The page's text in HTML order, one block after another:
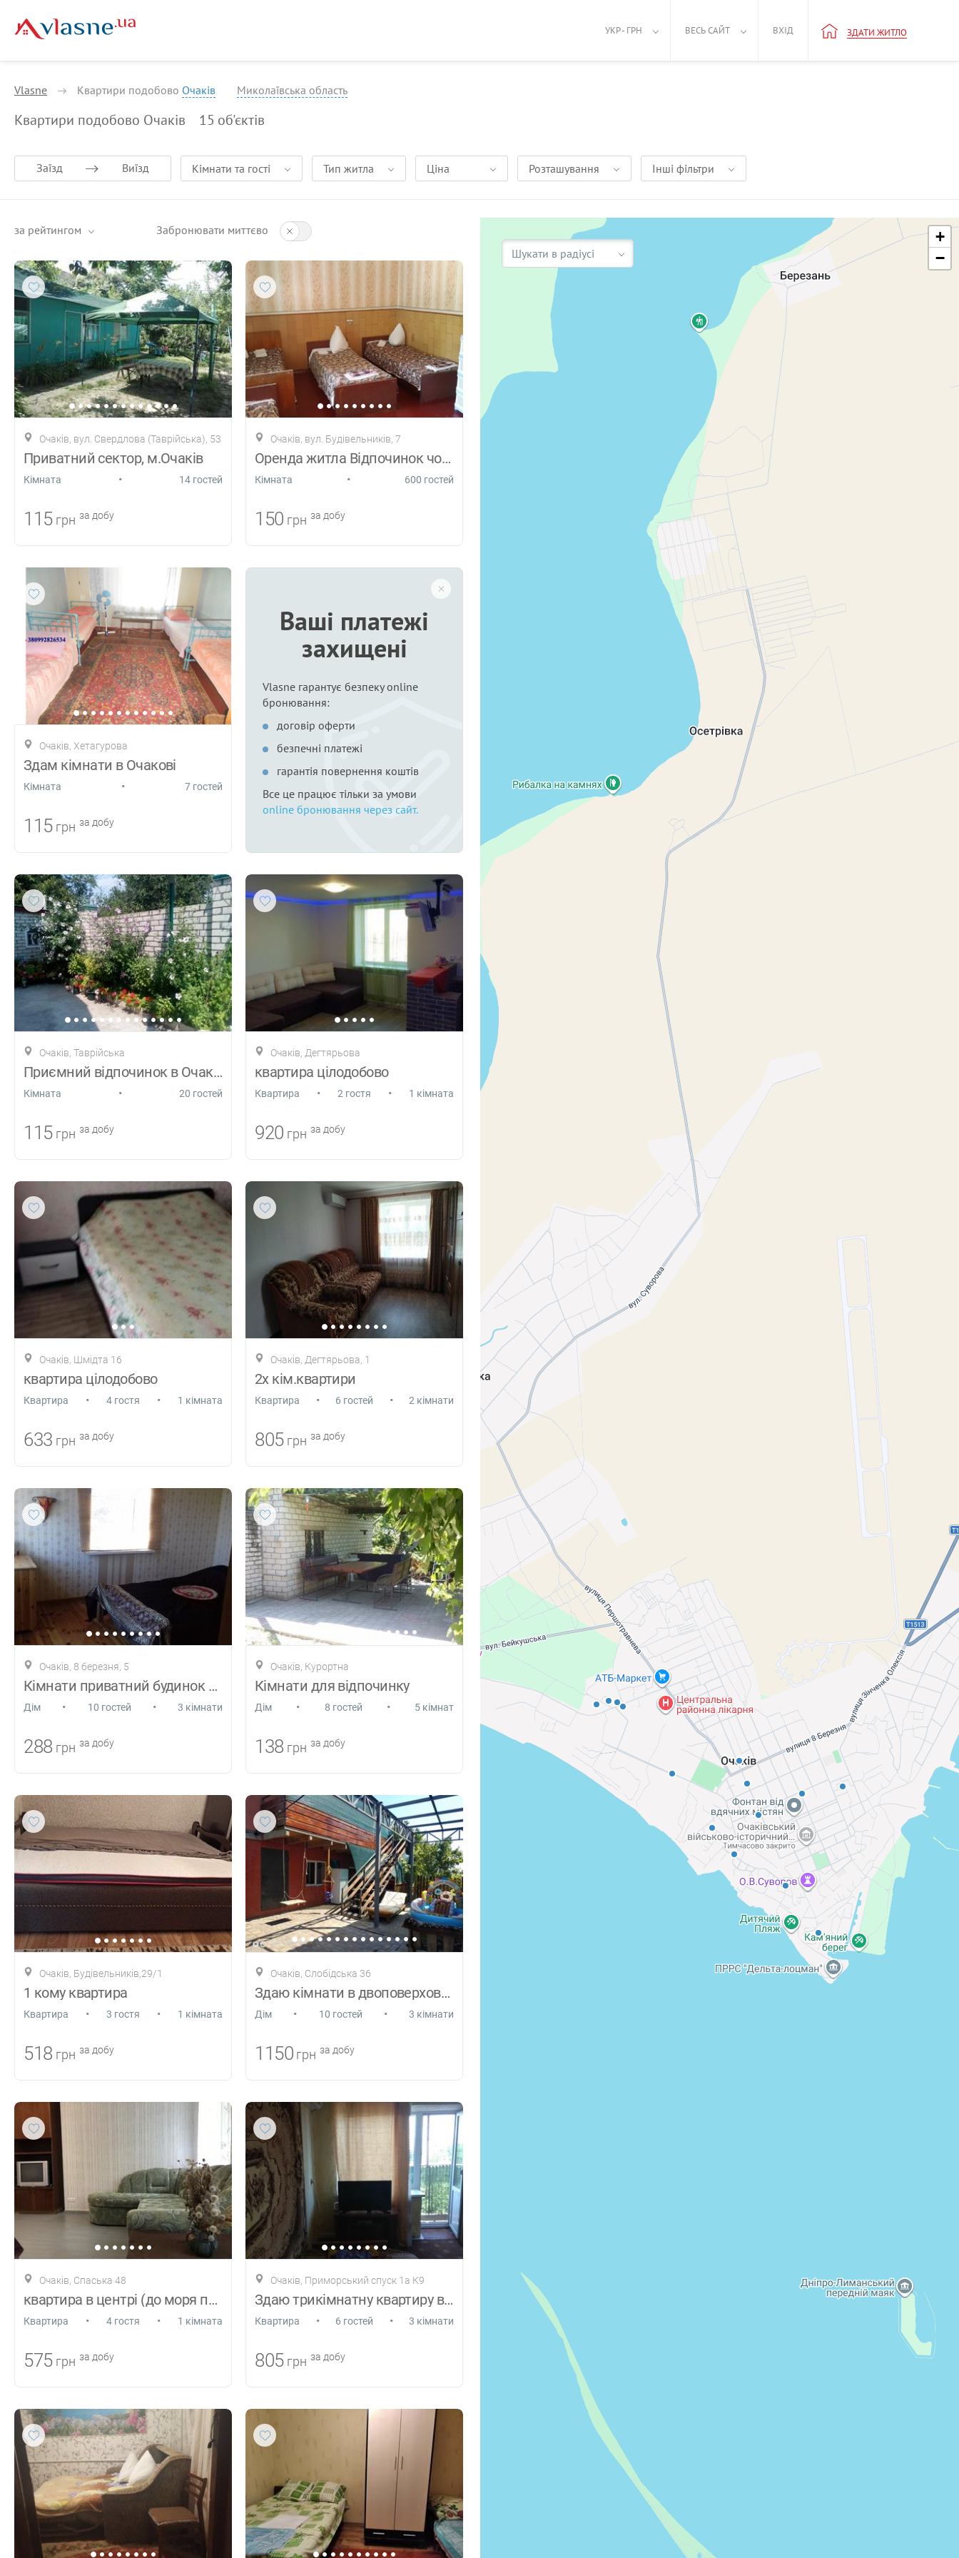
УКР - ГРН ВЕСЬ САЙТ ВХІД ЗДАТИ ЖИТЛО
Vlasne Квартири подобово Очаків Миколаївська область
Квартири подобово Очаків 15 об'єктів
Заїзд Виїзд Кімнати та гості Тип житла Ціна Розташування Інші фільтри
за рейтингом Забронювати миттєво
Очаків, вул. Свердлова (Таврійська), 53
Приватний сектор, м.Очаків
Кiмната • 14 гостей
115 грн за добу
Очаків, вул. Будівельників, 7
Оренда житла Відпочинок чорне море база
Кiмната • 600 гостей
150 грн за добу
Очаків, Хетагурова
Здам кімнати в Очакові
Кiмната • 7 гостей
115 грн за добу
Ваші платежі
захищені
Vlasne гарантує безпеку online
бронювання:
договір оферти
безпечні платежі
гарантія повернення коштів
Все це працює тільки за умови
online бронювання через сайт.
Очаків, Таврійська
Приємний відпочинок в Очакові 2019
Кiмната • 20 гостей
115 грн за добу
Очаків, Дегтярьова
квартира цілодобово
Квартира • 2 гостя • 1 кімната
920 грн за добу
Очаків, Шмідта 16
квартира цілодобово
Квартира • 4 гостя • 1 кімната
633 грн за добу
Очаків, Дегтярьова, 1
2х кім.квартири
Квартира • 6 гостей • 2 кімнати
805 грн за добу
Очаків, 8 березня, 5
Кімнати приватний будинок на Кінбурнські
Дiм • 10 гостей • 3 кімнати
288 грн за добу
Очаків, Курортна
Кімнати для відпочинку
Дiм • 8 гостей • 5 кімнат
138 грн за добу
Очаків, Будівельників,29/1
1 кому квартира
Квартира • 3 гостя • 1 кімната
518 грн за добу
Очаків, Слобідська 36
Здаю кімнати в двоповерховому домi!
Дiм • 10 гостей • 3 кімнати
1150 грн за добу
Очаків, Спаська 48
квартира в центрі (до моря пешком- 10хв)
Квартира • 4 гостя • 1 кімната
575 грн за добу
Очаків, Приморський спуск 1а К9
Здаю трикімнатну квартиру в Очаків років
Квартира • 6 гостей • 3 кімнати
805 грн за добу
Шукати в радіусі
+
−